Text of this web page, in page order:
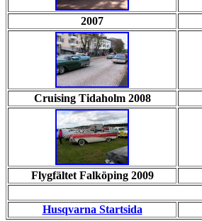
2007
Cruising Tidaholm 2008
Flygfältet Falköping 2009
Husqvarna Startsida